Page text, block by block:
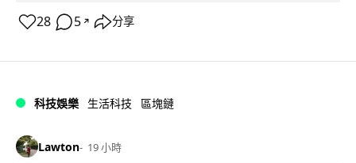
28 5 ↗ 分享
科技娛樂 生活科技 區塊鏈
Lawton 19 小時